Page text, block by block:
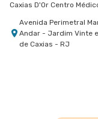
Caxias D'Or Centro
Avenida Perimetral
Andar - Jardim Vinte
de Caxias - RJ